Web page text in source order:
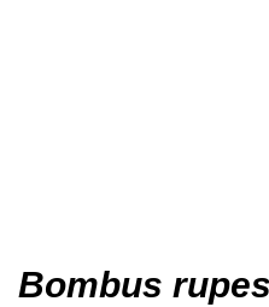
Bombus